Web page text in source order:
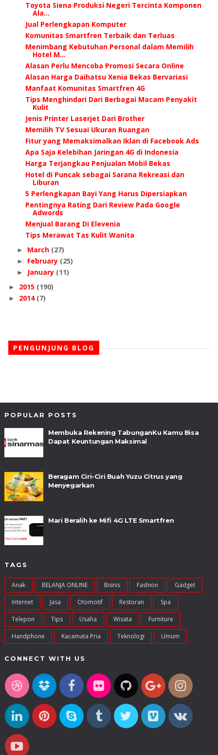
Toyota Siena Produksi Negeri Tercinta Komponen
Ala...
Jual Perlengkapan Komputer
Komunitas Smartfren Terbaik dan Terluas
Menimbang Kebutuhan Personal dalam Memilih
Hotel M...
Alasan Perlu Mencoba Promosi Secara Online
Alasan Harga Daihatsu Xenia Bekas Bervariasi
Manfaat Komunitas Smartfren 4G
Tips Menghindari Dari Berbagai Macam Penyakit
Kulit
Jenis Printer Laserjet Dari Brother
Memilih TV Sesuai Ukuran Ruangan
Fitur yang Memaksimalkan Iklan di Facebook Ads
Apa Saja Kelebihan Jaringan 4G di Indonesia
Harga Terjangkau Penjualan Mobil Bekas
Hotel di Puncak sebagai Sarana Rekreasi dan
Liburan
5 Perlengkapan Bayi Yang Harus Dipersiapkan
Pentingnya Rating Dari Review Pada Google
Adwords
Menjual Barang Di Elevenia
Tips Merawat Tas Kulit Wanita
► March (27)
► February (25)
► January (11)
► 2015 (190)
► 2014 (7)
PENGUNJUNG BLOG
POPULAR POSTS
Membuka Rekening TabunganKu Kamu Bisa
Dapat Keuntungan Maksimal
Beragam Ciri-Ciri Buah Yuzu Citrus yang
Menyegarkan
Mari Beralih ke Mifi 4G LTE Smartfren
TAGS
Anak BELANJA ONLINE Bisnis Fashion Gadget
Internet Jasa Otomotif Restoran Spa
Telepon Tips Usaha Wisata Furniture
Handphone Kacamata Pria Teknologi Umum
CONNECT WITH US